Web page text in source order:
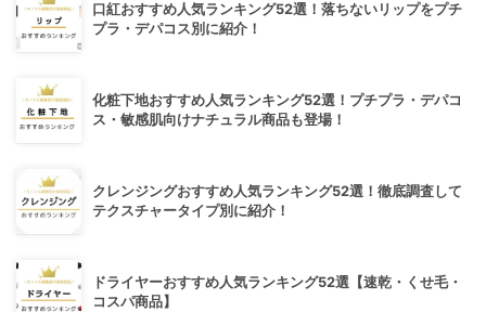
口紅おすすめ人気ランキング52選！落ちないリップをプチ
プラ・デパコス別に紹介！
化粧下地おすすめ人気ランキング52選！プチプラ・デパコ
ス・敏感肌向けナチュラル商品も登場！
クレンジングおすすめ人気ランキング52選！徹底調査して
テクスチャータイプ別に紹介！
ドライヤーおすすめ人気ランキング52選【速乾・くせ毛・
コスパ商品】